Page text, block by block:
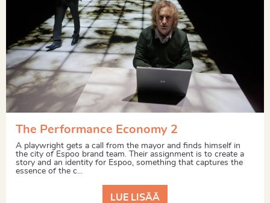
The Performance Economy 2
A playwright gets a call from the mayor and finds himself in
the city of Espoo brand team. Their assignment is to create a
story and an identity for Espoo, something that captures the
essence of the c...
LUE LISÄÄ